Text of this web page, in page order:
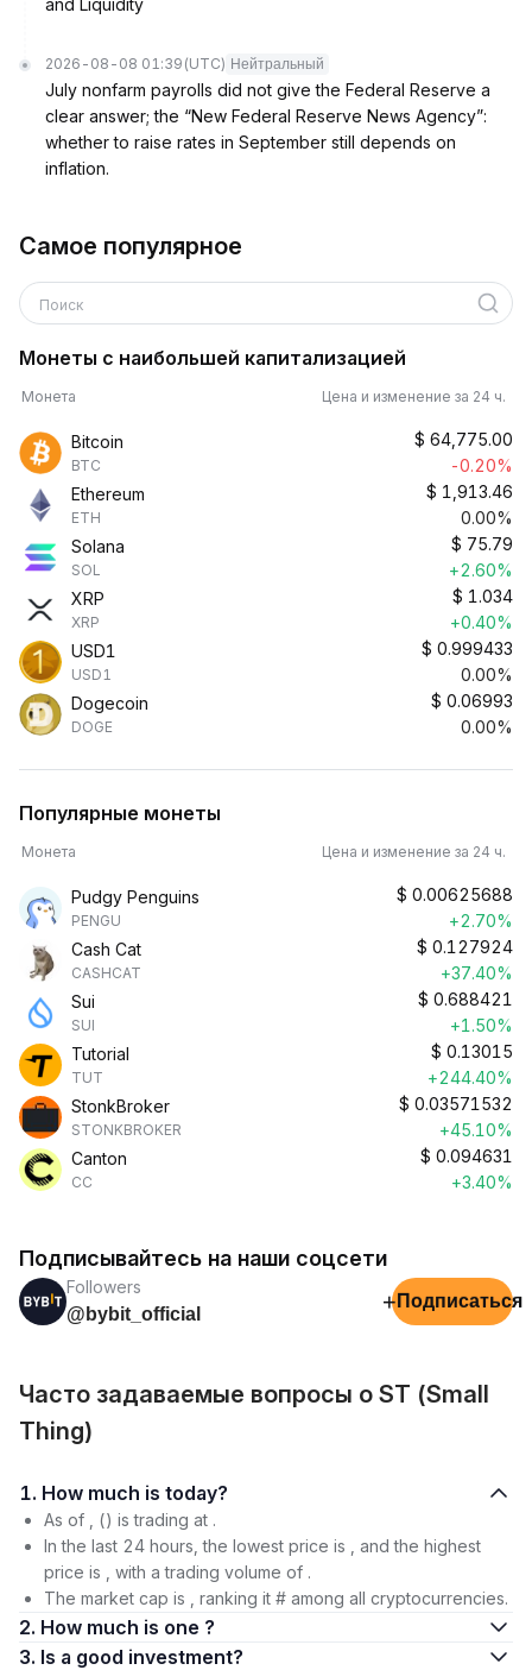
and Liquidity
2026-08-08 01:39 (UTC) Нейтральный
July nonfarm payrolls did not give the Federal Reserve a
clear answer; the “New Federal Reserve News Agency”:
whether to raise rates in September still depends on
inflation.
Самое популярное
Поиск
Монеты с наибольшей капитализацией
Монета Цена и изменение за 24 ч.
Bitcoin
BTC
$ 64,775.00
-0.20%
Ethereum
ETH
$ 1,913.46
0.00%
Solana
SOL
$ 75.79
+2.60%
XRP
XRP
$ 1.034
+0.40%
USD1
USD1
$ 0.999433
0.00%
Dogecoin
DOGE
$ 0.06993
0.00%
Популярные монеты
Монета Цена и изменение за 24 ч.
Pudgy Penguins
PENGU
$ 0.00625688
+2.70%
Cash Cat
CASHCAT
$ 0.127924
+37.40%
Sui
SUI
$ 0.688421
+1.50%
Tutorial
TUT
$ 0.13015
+244.40%
StonkBroker
STONKBROKER
$ 0.03571532
+45.10%
Canton
CC
$ 0.094631
+3.40%
Подписывайтесь на наши соцсети
Followers
@bybit_official
+ Подписаться
Часто задаваемые вопросы о ST (Small
Thing)
1. How much is today?
As of , () is trading at .
In the last 24 hours, the lowest price is , and the highest
price is , with a trading volume of .
The market cap is , ranking it # among all cryptocurrencies.
2. How much is one ?
3. Is a good investment?